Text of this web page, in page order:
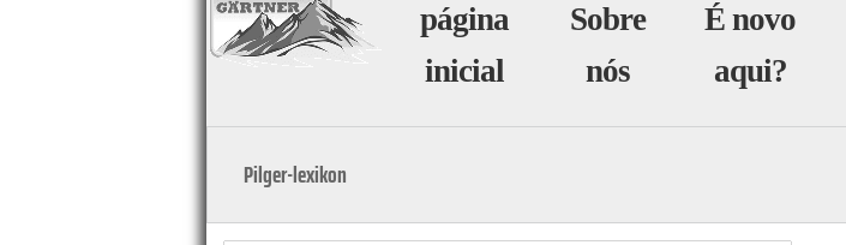
página
inicial
Sobre
nós
É novo
aqui?
Pilger-lexikon